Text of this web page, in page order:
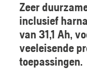
Zeer
inclusief
van 31,1 Ah,
veeleisende
toepassingen.